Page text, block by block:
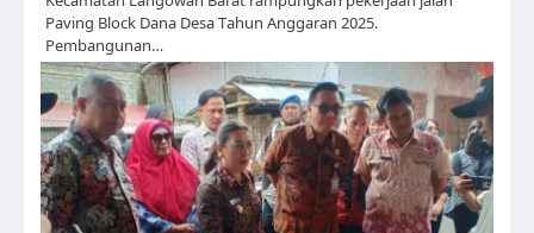
Paving Block Dana Desa Tahun Anggaran 2025.
Pembangunan…